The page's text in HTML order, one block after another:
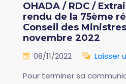
OHADA / RDC /
rendu de la 75ème
Conseil des
novembre 2022
08/11/2022 Laisser
Pour terminer sa